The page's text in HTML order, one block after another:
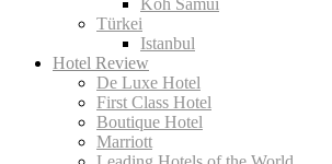
Koh Samui
Türkei
Istanbul
Hotel Review
De Luxe Hotel
First Class Hotel
Boutique Hotel
Marriott